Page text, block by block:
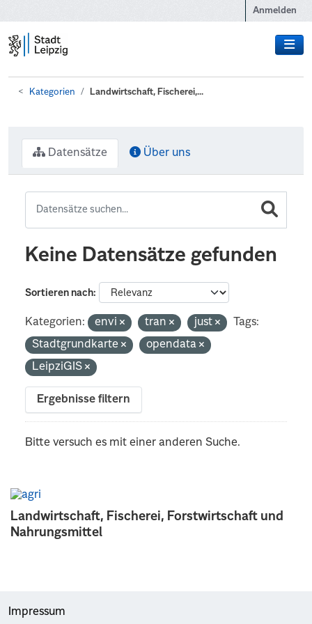
Anmelden
Kategorien Landwirtschaft, Fischerei,...
Landwirtschaft, Fischerei, Forstwirtschaft und
Nahrungsmittel
Datensätze Über uns
Keine Datensätze gefunden
Sortieren nach
Kategorien: envi tran just
Tags:
Stadtgrundkarte
opendata
LeipziGIS
Ergebnisse filtern
Bitte versuch es mit einer anderen Suche.
Impressum